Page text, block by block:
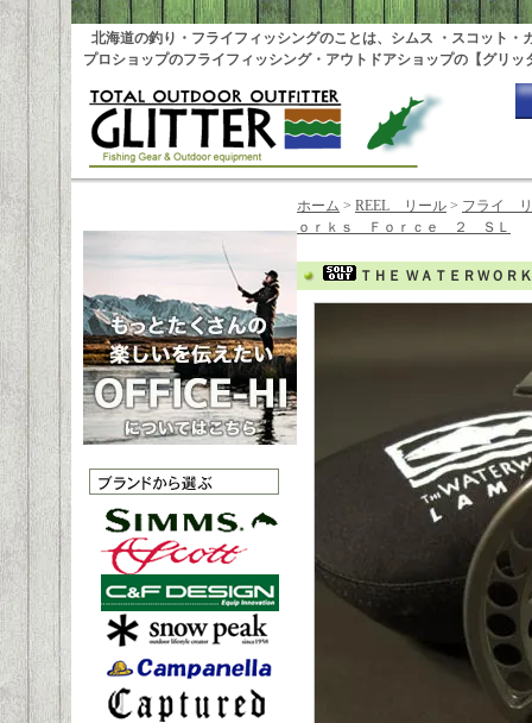
北海道の釣り・フライフィッシングのことは、シムス ・スコット・
プロショップのフライフィッシング・アウトドアショップの【グリッ
ホーム > REEL リール > フライ
ｏｒｋｓ Ｆｏｒｃｅ ２ ＳＬ
ＴＨＥ ＷＡＴＥＲＷＯ